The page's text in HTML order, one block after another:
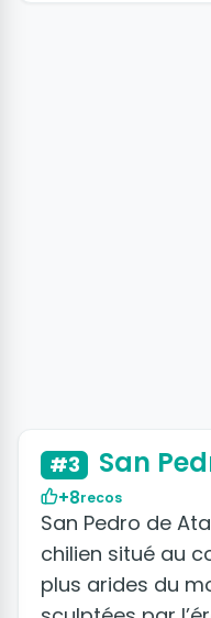
#3 San
+8recos
San Pedro de
chilien situé au
plus arides du